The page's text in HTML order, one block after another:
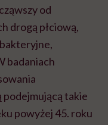
od
drogą płciową,
badaniach
podejmującą takie
powyżej 45. roku